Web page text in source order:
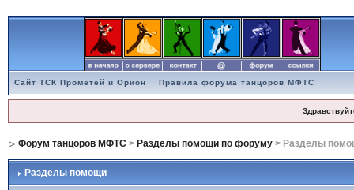
Сайт ТСК Прометей и Орион Правила форума танцоров МФТС
Форум танцоров МФТС> Разделы помощи по форуму> Разделы
Разделы помощи